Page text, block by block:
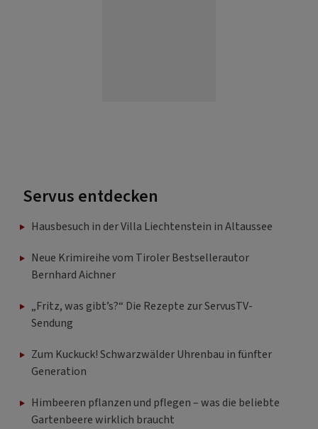
Servus entdecken
Hausbesuch in der Villa Liechtenstein in Altaussee
Neue Krimireihe vom Tiroler Bestsellerautor
Bernhard Aichner
„Fritz, was gibt’s?“ Die Rezepte zur ServusTV-
Sendung
Zum Kuckuck! Schwarzwälder Uhrenbau in fünfter
Generation
Himbeeren pflanzen und pflegen – was die beliebte
Gartenbeere wirklich braucht